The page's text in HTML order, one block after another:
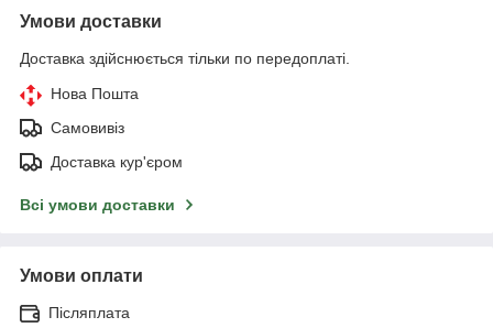
Умови доставки
Доставка здійснюється тільки по передоплаті.
Нова Пошта
Самовивіз
Доставка кур'єром
Всі умови доставки
Умови оплати
Післяплата